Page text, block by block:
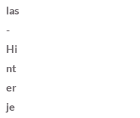
las
-
Hi
nt
er
je